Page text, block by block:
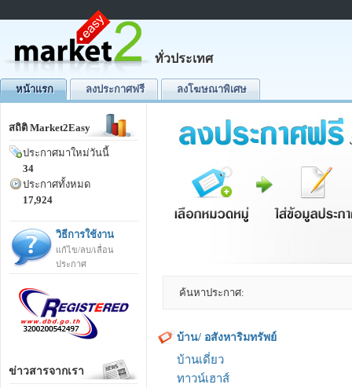
ทั่วประเทศ
หน้าแรก ลงประกาศฟรี ลงโฆษณาพิเศษ
สถิติ Market2Easy
ประกาศมาใหม่วันนี้
34
ประกาศทั้งหมด
17,924
วิธีการใช้งาน
แก้ไข/ลบ/เลื่อน
ประกาศ
ข่าวสารจากเรา
ค้นหาประกาศ:
บ้าน/ อสังหาริมทรัพย์
บ้านเดี่ยว
ทาวน์เฮาส์